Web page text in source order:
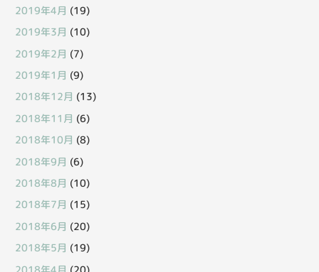
2019年4月 (19)
2019年3月 (10)
2019年2月 (7)
2019年1月 (9)
2018年12月 (13)
2018年11月 (6)
2018年10月 (8)
2018年9月 (6)
2018年8月 (10)
2018年7月 (15)
2018年6月 (20)
2018年5月 (19)
2018年4月 (20)